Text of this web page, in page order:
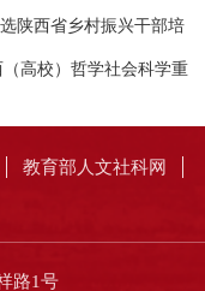
陕西省乡村振兴干部培
高校）哲学社会科学重
教育部人文社科网
路1号